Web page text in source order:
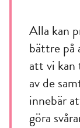
Alla kan
bättre på
att vi
av de
innebär
göra